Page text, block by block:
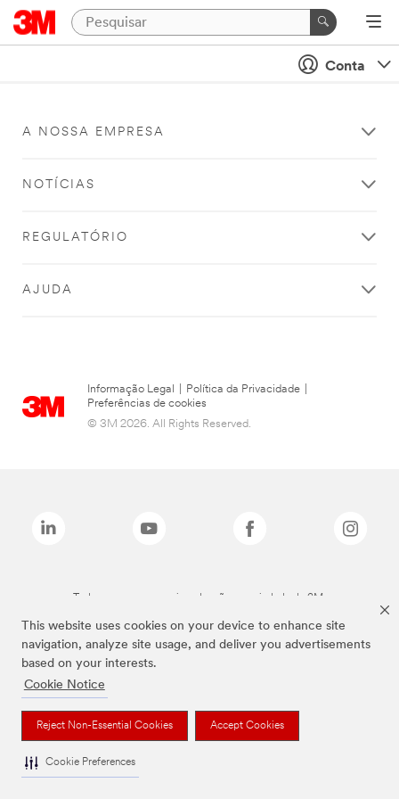
This website uses cookies on your device to enhance site
navigation, analyze site usage, and deliver you advertisements
based on your interests.
Cookie Notice
Reject Non-Essential Cookies Accept Cookies
Cookie Preferences
Conta
A NOSSA EMPRESA
NOTÍCIAS
REGULATÓRIO
AJUDA
Informação Legal Política da Privacidade
Preferências de cookies
© 3M 2026. All Rights Reserved.
Todas as marcas mencionadas são propriedade da 3M.